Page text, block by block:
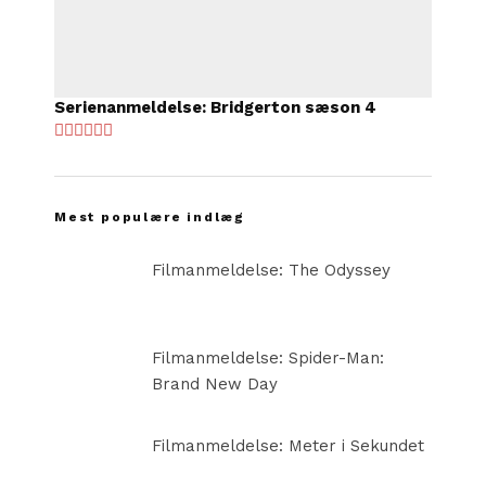
Serienanmeldelse: Bridgerton sæson 4
Mest populære indlæg
Filmanmeldelse: The Odyssey
Filmanmeldelse: Spider-Man:
Brand New Day
Filmanmeldelse: Meter i Sekundet